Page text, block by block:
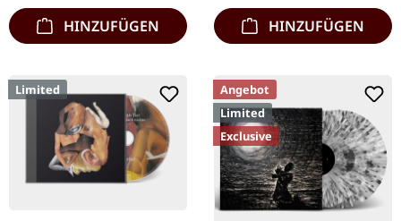
HINZUFÜGEN HINZUFÜGEN
Limited
Angebot
Limited
Exclusive